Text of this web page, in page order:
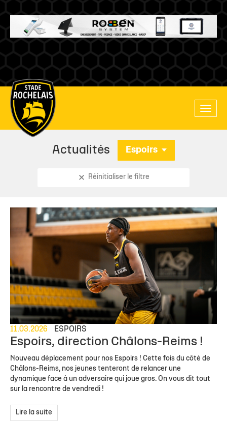
Main
site
navigation
Toggle
Actualités Espoirs
Réinitialiser le filtre
11.03.2026 ESPOIRS
Espoirs, direction Châlons-Reims !
Nouveau déplacement pour nos Espoirs ! Cette fois du côté de
Châlons-Reims, nos jeunes tenteront de relancer une
dynamique face à un adversaire qui joue gros. On vous dit tout
sur la rencontre de vendredi !
Lire la suite